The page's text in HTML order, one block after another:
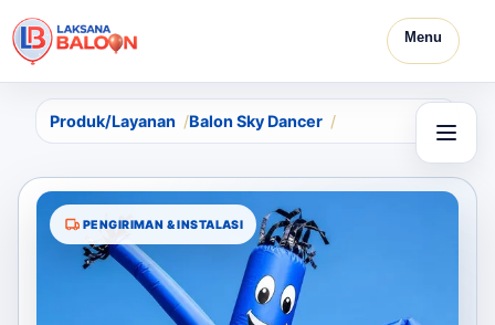
Menu
Produk/Layanan Balon Sky Dancer
PENGIRIMAN & INSTALASI